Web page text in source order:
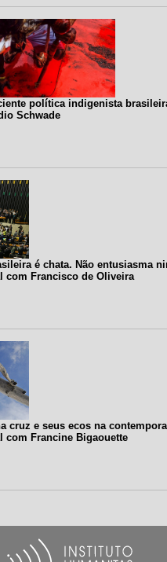
política indigenista
Schwade
é chata. Não entusiasma
com Francisco de Oliveira
cruz e seus ecos na
com Francine Bigaouette